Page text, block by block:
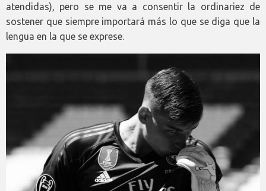
atendidas), pero se me va a consentir la ordinariez de
sostener que siempre importará más lo que se diga que la
lengua en la que se exprese.